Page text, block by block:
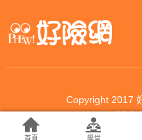
Copyright 2017
All